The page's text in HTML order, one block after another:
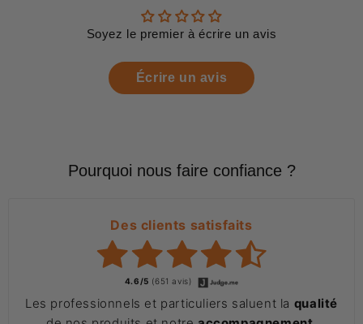
Soyez le premier à écrire un avis
Écrire un avis
Pourquoi nous faire confiance ?
Des clients satisfaits
4.6/5 (651 avis)
Les professionnels et particuliers saluent la qualité